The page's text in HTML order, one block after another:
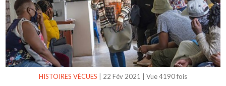
HISTOIRES VÉCUES 22 Fév 2021 Vue 4190 fois